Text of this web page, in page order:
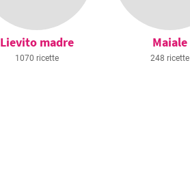
Lievito madre
1070 ricette
Maiale
248 ricette